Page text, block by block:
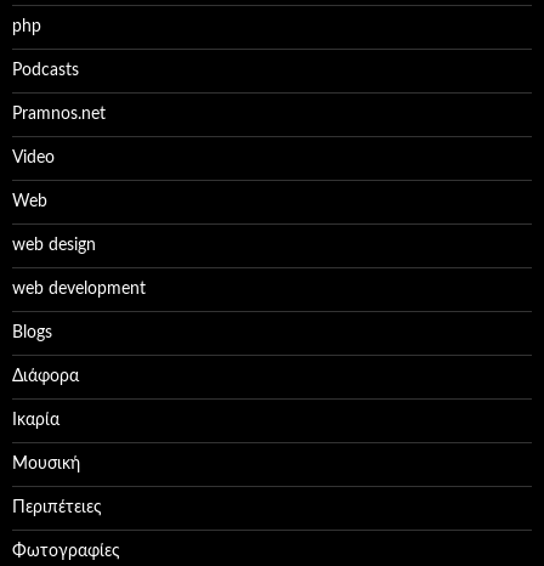
php
Podcasts
Pramnos.net
Video
Web
web design
web development
Βlogs
Διάφορα
Ικαρία
Μουσική
Περιπέτειες
Φωτογραφίες